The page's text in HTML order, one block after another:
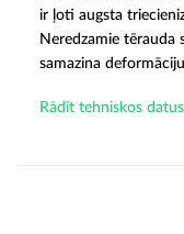
ir ļoti augsta
Neredzamie tērauda
samazina
Rādīt tehniskos